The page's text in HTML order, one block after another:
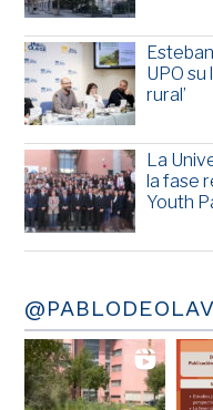
UPO su
rural’
La
la fase
Youth